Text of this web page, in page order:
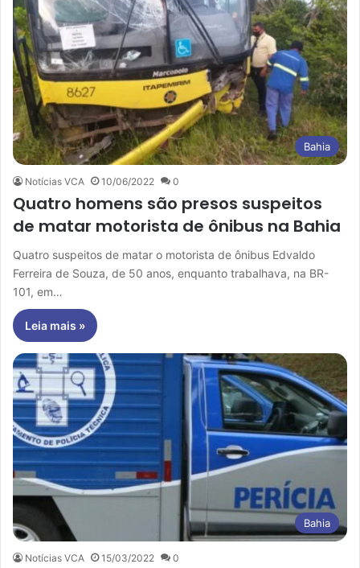
Bahia
Notícias VCA 10/06/2022 0
Quatro homens são presos suspeitos
de matar motorista de ônibus na Bahia
Quatro suspeitos de matar o motorista de ônibus Edvaldo
Ferreira de Souza, de 50 anos, enquanto trabalhava, na BR-
101, em…
Leia mais »
Bahia
Notícias VCA 15/03/2022 0